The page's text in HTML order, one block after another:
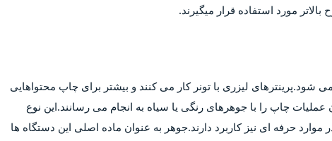
مورد استفاده قرار میگیرند.
شود.پرینترهای لیزری با تونر کار می کنند و بیشتر برای چاپ محتواهایی
چاپ را با جوهرهای رنگی یا سیاه به انجام می رسانند.این نوع
حرفه ای نیز کاربرد دارند.جوهر به عنوان ماده اصلی این دستگاه ها